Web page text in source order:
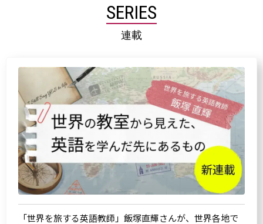
SERIES
連載
「世界を旅する英語教師」飯塚直輝さんが、世界各地で